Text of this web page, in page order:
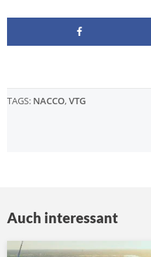
TAGS: NACCO,VTG
Auch interessant